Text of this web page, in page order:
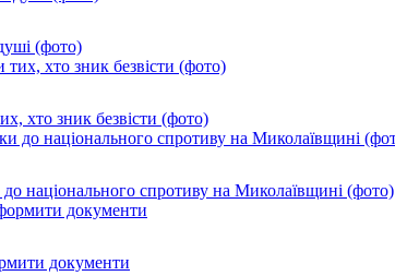
(фото)
хто зник безвісти (фото)
національного спротиву на Миколаївщині (фото)
документи